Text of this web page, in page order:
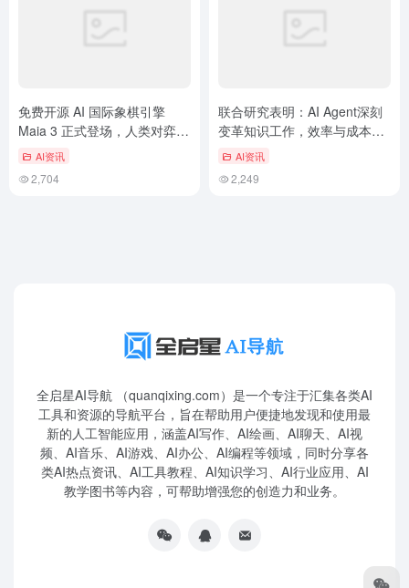
免费开源 AI 国际象棋引擎
Maia 3 正式登场，人类对弈体
验再提升
AI资讯
2,704
联合研究表明：AI Agent深刻
变革知识工作，效率与成本优
势显著
AI资讯
2,249
全启星AI导航 （quanqixing.com）是一个专注于汇集各类AI
工具和资源的导航平台，旨在帮助用户便捷地发现和使用最
新的人工智能应用，涵盖AI写作、AI绘画、AI聊天、AI视
频、AI音乐、AI游戏、AI办公、AI编程等领域，同时分享各
类AI热点资讯、AI工具教程、AI知识学习、AI行业应用、AI
教学图书等内容，可帮助增强您的创造力和业务。